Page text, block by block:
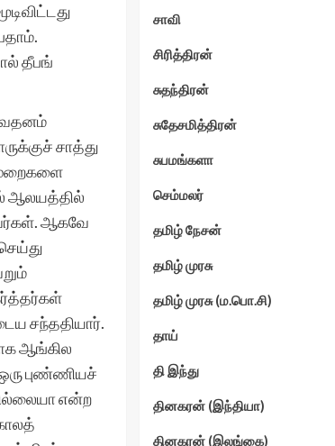
தீபங்
சாத்து
ஆலயத்தில்
ஆகவே
சந்ததியார்.
ஆங்கில
புண்ணியச்
என்ற
சாவி
சிரித்திரன்
சுதந்திரன்
சுதேசமித்திரன்
சுபமங்களா
செம்மலர்
தமிழ் நேசன்
தமிழ் முரசு
தமிழ் முரசு (ம.பொ.சி)
தாய்
தி இந்து
தினகரன் (இந்தியா)
தினகரன் (இலங்கை)